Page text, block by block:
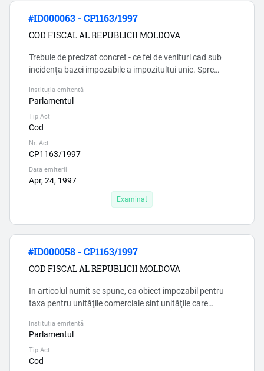
#ID000063 - CP1163/1997
COD FISCAL AL REPUBLICII MOLDOVA
Trebuie de precizat concret - ce fel de venituri cad sub
incidența bazei impozabile a impozitultui unic. Spre
asupra veniturilor din iesirea imobilizărilor corporale și
necorporale. Insa în SNC «Imobilizari corporale si
Instituția emitentă
Parlamentul
Tip Act
Cod
Nr. Act
CP1163/1997
Data emiterii
Apr, 24, 1997
Examinat
#ID000058 - CP1163/1997
COD FISCAL AL REPUBLICII MOLDOVA
In articolul numit se spune, ca obiect impozabil pentru
taxa pentru unităţile comerciale sint unităţile care
comerţul interior nr.231/2010 (conform CAEM), insa intr-
o unitate de comert pot fi mai multe tipuri de activitati,
deci apare intrebarea, cum anume se achita cota.
Explicatii clare nu-s, si aici e un moment coruption...
Instituția emitentă
Parlamentul
Tip Act
Cod